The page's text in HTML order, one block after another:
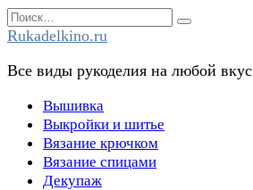
Перейти
к
Search
for:
Rukadelkino.ru
Все виды рукоделия на любой вкус
Вышивка
Выкройки и шитье
Вязание крючком
Вязание спицами
Декупаж